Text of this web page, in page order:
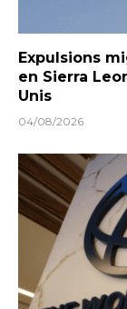
Expulsions
en Sierra
Unis
04/08/2026